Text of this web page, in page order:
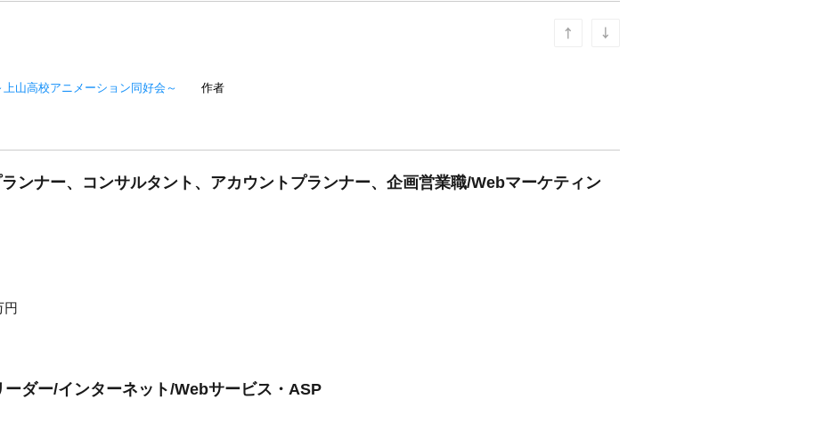
山高校アニメーション同好会～ 作者
ンナー、コンサルタント、アカウントプランナー、企画営業職/Webマーケティン
円
ダー/インターネット/Webサービス・ASP